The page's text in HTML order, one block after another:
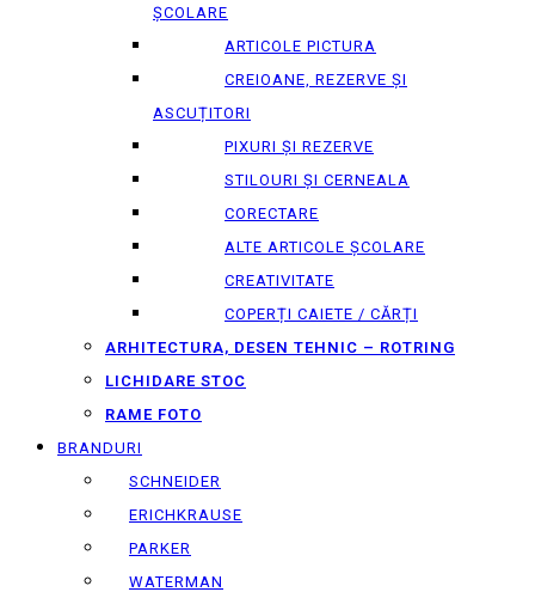
ȘCOLARE
ARTICOLE PICTURA
CREIOANE, REZERVE ȘI
ASCUȚITORI
PIXURI ȘI REZERVE
STILOURI ȘI CERNEALA
CORECTARE
ALTE ARTICOLE ȘCOLARE
CREATIVITATE
COPERȚI CAIETE / CĂRȚI
ARHITECTURA, DESEN TEHNIC – ROTRING
LICHIDARE STOC
RAME FOTO
BRANDURI
SCHNEIDER
ERICHKRAUSE
PARKER
WATERMAN